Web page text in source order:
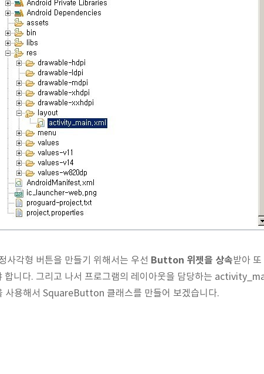
사각형 버튼을 만들기 위해서는 우선 Button 위젯을 상속받아
니다. 그리고 나서 프로그램의 레이아웃을 담당하는
사용해서 SquareButton 클래스를 만들어 보겠습니다.